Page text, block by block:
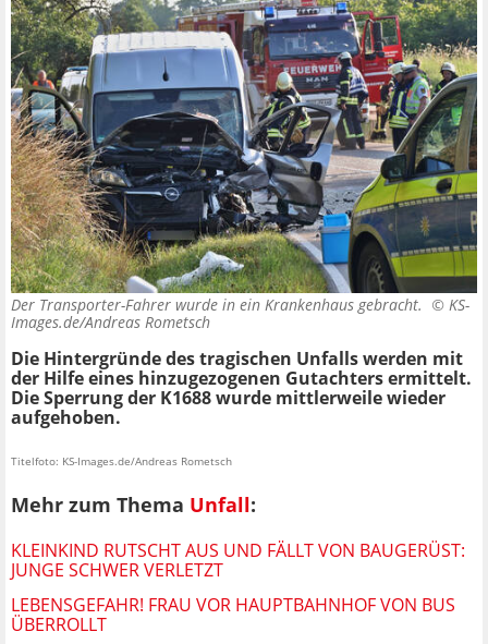
Der Transporter-Fahrer wurde in ein Krankenhaus gebracht. © KS-
Images.de/Andreas Rometsch
Die Hintergründe des tragischen Unfalls werden mit
der Hilfe eines hinzugezogenen Gutachters ermittelt.
Die Sperrung der K1688 wurde mittlerweile wieder
aufgehoben.
Titelfoto: KS-Images.de/Andreas Rometsch
Mehr zum Thema Unfall:
KLEINKIND RUTSCHT AUS UND FÄLLT VON BAUGERÜST:
JUNGE SCHWER VERLETZT
LEBENSGEFAHR! FRAU VOR HAUPTBAHNHOF VON BUS
ÜBERROLLT